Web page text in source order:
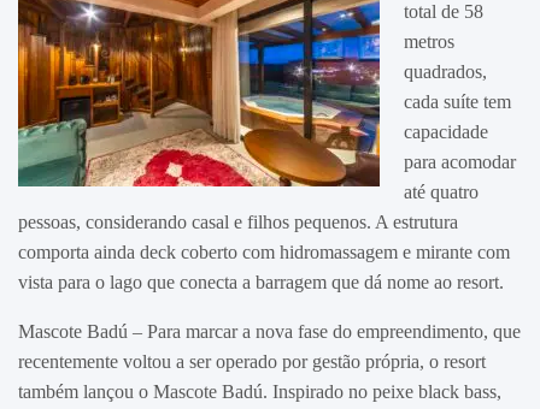
total de 58
metros
quadrados,
cada suíte tem
capacidade
para acomodar
até quatro
pessoas, considerando casal e filhos pequenos. A estrutura
comporta ainda deck coberto com hidromassagem e mirante com
vista para o lago que conecta a barragem que dá nome ao resort.
Mascote Badú – Para marcar a nova fase do empreendimento, que
recentemente voltou a ser operado por gestão própria, o resort
também lançou o Mascote Badú. Inspirado no peixe black bass,